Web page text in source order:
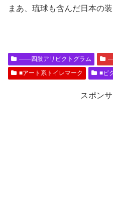
まあ、琉球も含んだ日本の
――四肢アリピクトグラム
■アート系トイレマーク
■ピ
スポン